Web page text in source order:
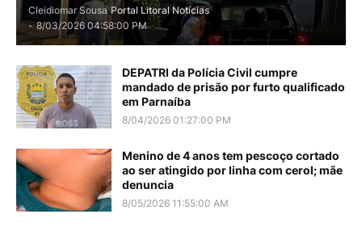
Cleidiomar Sousa Portal Litoral Notícias
- 8/03/2026 04:58:00 PM
DEPATRI da Polícia Civil cumpre
mandado de prisão por furto qualificado
em Parnaíba
8/04/2026 01:27:00 PM
Menino de 4 anos tem pescoço cortado
ao ser atingido por linha com cerol; mãe
denuncia
8/05/2026 11:55:00 AM